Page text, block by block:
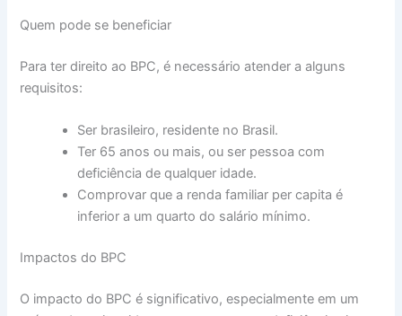
Quem pode se beneficiar
Para ter direito ao BPC, é necessário atender a alguns
requisitos:
Ser brasileiro, residente no Brasil.
Ter 65 anos ou mais, ou ser pessoa com
deficiência de qualquer idade.
Comprovar que a renda familiar per capita é
inferior a um quarto do salário mínimo.
Impactos do BPC
O impacto do BPC é significativo, especialmente em um